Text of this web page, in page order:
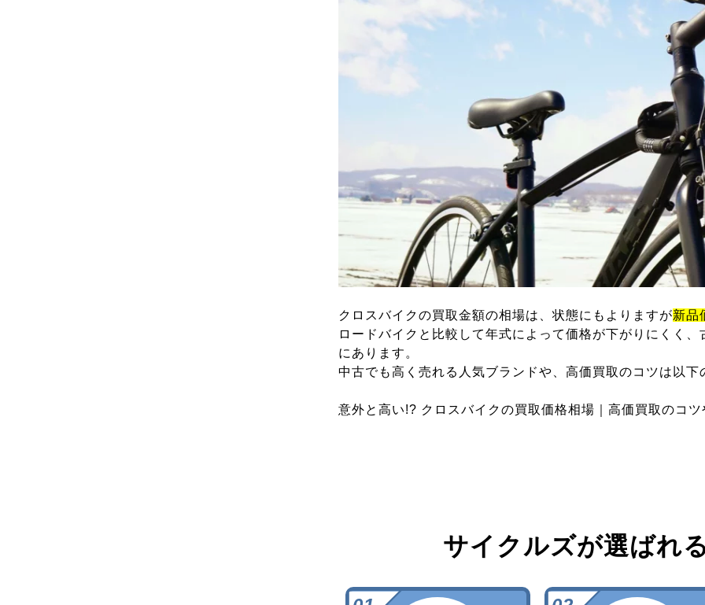
クロスバイクの買取金額の相場は、状態にもよりますが新品
ロードバイクと比較して年式によって価格が下がりにくく
にあります。
中古でも高く売れる人気ブランドや、高価買取のコツは以
意外と高い!? クロスバイクの買取価格相場｜高価買取のコ
サイクルズが選ばれ